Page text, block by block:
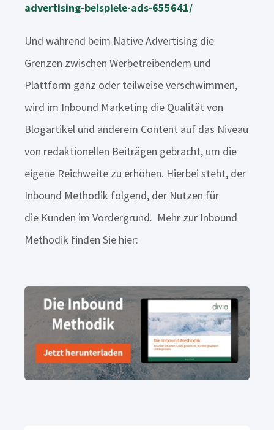
advertising-beispiele-ads-655641/
Und während beim Native Advertising die
Grenzen zwischen Werbetreibendem und
Plattform ganz oder teilweise verschwimmen,
wird im Inbound Marketing die Qualität von
Blogartikel und anderem Content auf das Niveau
von redaktionellen Beiträgen gebracht, um die
eigene Reichweite zu erhöhen. Hierbei steht, der
Inbound Methodik folgend, der Nutzen für
die Kunden im Vordergrund. Mehr zur Inbound
Methodik finden Sie hier: